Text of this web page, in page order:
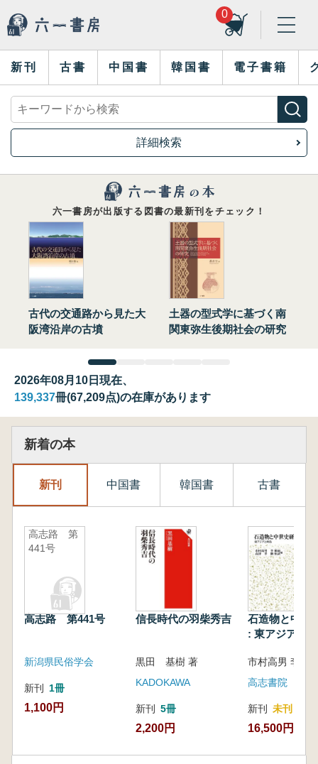
0
新刊 古書 中国書 韓国書 電子書籍
詳細検索
六一書房が出版する図書の最新刊をチェック！
古代の交通路から見た大
阪湾沿岸の古墳
土器の型式学に基づく南
関東弥生後期社会の研究
2026年08月10日現在、
139,337冊(67,209点)の在庫があります
新着の本
新刊 中国書 韓国書 古書
高志路 第
441号
高志路 第441号
新潟県民俗学会
新刊 1冊
1,100円
信長時代の羽柴秀吉
黒田 基樹 著
KADOKAWA
新刊 5冊
2,200円
石造物と中世
: 東アジアと
高志書院
新刊 未刊
16,500円